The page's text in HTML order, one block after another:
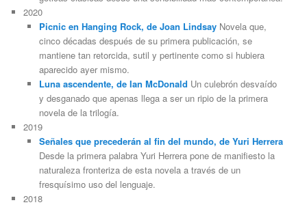
2020
Picnic en Hanging Rock, de Joan LindsayNovela que,
cinco décadas después de su primera publicación, se
mantiene tan retorcida, sutil y pertinente como si hubiera
aparecido ayer mismo.
Luna ascendente, de Ian McDonald Un culebrón desvaído
y desganado que apenas llega a ser un ripio de la primera
novela de la trilogía.
2019
Señales que precederán al fin del mundo, de Yuri Herrera
Desde la primera palabra Yuri Herrera pone de manifiesto la
naturaleza fronteriza de esta novela a través de un
fresquísimo uso del lenguaje.
2018